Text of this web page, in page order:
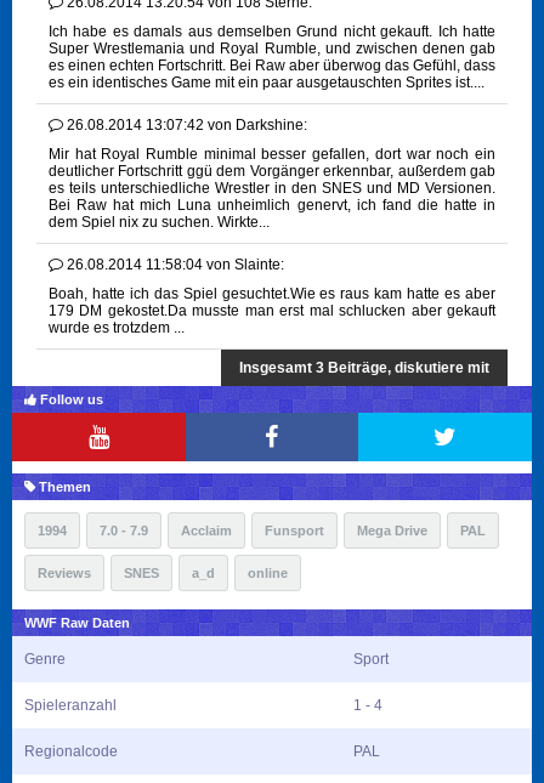
Ich habe es damals aus demselben Grund nicht gekauft. Ich hatte
Super Wrestlemania und Royal Rumble, und zwischen denen gab
es einen echten Fortschritt. Bei Raw aber überwog das Gefühl, dass
es ein identisches Game mit ein paar ausgetauschten Sprites ist....
26.08.2014 13:07:42 von Darkshine:
Mir hat Royal Rumble minimal besser gefallen, dort war noch ein
deutlicher Fortschritt ggü dem Vorgänger erkennbar, außerdem gab
es teils unterschiedliche Wrestler in den SNES und MD Versionen.
Bei Raw hat mich Luna unheimlich genervt, ich fand die hatte in
dem Spiel nix zu suchen. Wirkte...
26.08.2014 11:58:04 von Slainte:
Boah, hatte ich das Spiel gesuchtet.Wie es raus kam hatte es aber
179 DM gekostet.Da musste man erst mal schlucken aber gekauft
wurde es trotzdem ...
Insgesamt 3 Beiträge, diskutiere mit
Follow us
Themen
1994 7.0 - 7.9 Acclaim Funsport Mega Drive PAL
Reviews SNES a_d online
WWF Raw Daten
Genre Sport
Spieleranzahl 1 - 4
Regionalcode PAL